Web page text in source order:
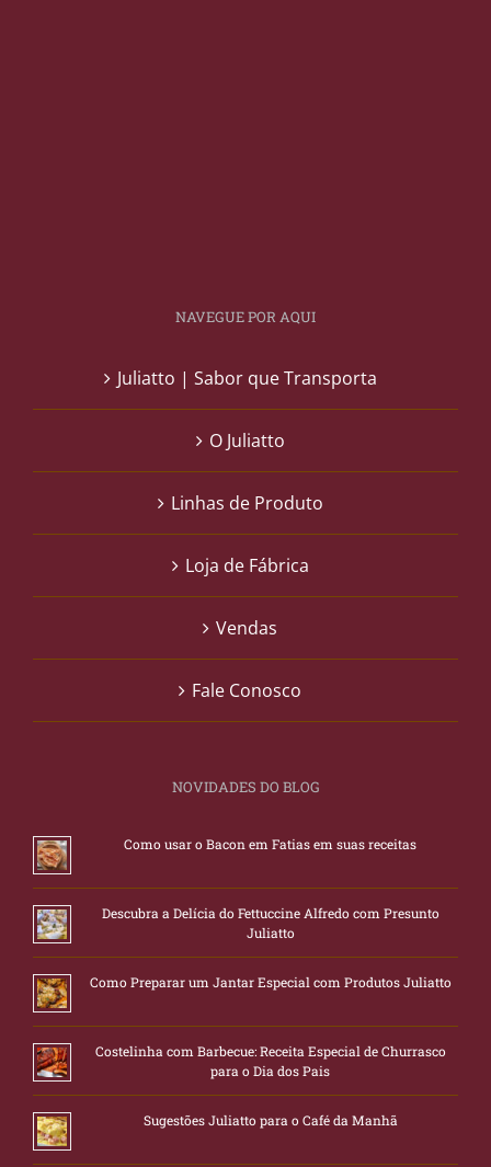
NAVEGUE POR AQUI
Juliatto | Sabor que Transporta
O Juliatto
Linhas de Produto
Loja de Fábrica
Vendas
Fale Conosco
NOVIDADES DO BLOG
Como usar o Bacon em Fatias em suas receitas
Descubra a Delícia do Fettuccine Alfredo com Presunto
Juliatto
Como Preparar um Jantar Especial com Produtos Juliatto
Costelinha com Barbecue: Receita Especial de Churrasco
para o Dia dos Pais
Sugestões Juliatto para o Café da Manhã